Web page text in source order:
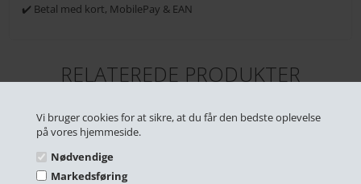
Vi bruger cookies for at sikre, at du får den bedste oplevelse
på vores hjemmeside.
Nødvendige
Markedsføring
✔️ Betal med kort, MobilePay & EAN
RELATEREDE PRODUKTER